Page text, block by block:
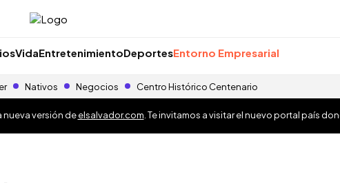
VidaEntretenimientoDeportesEntorno Empresarial
Nativos Negocios Centro Histórico Centenario
nueva versión deelsalvador.com . Te invitamos a visitar el nuevo portal país